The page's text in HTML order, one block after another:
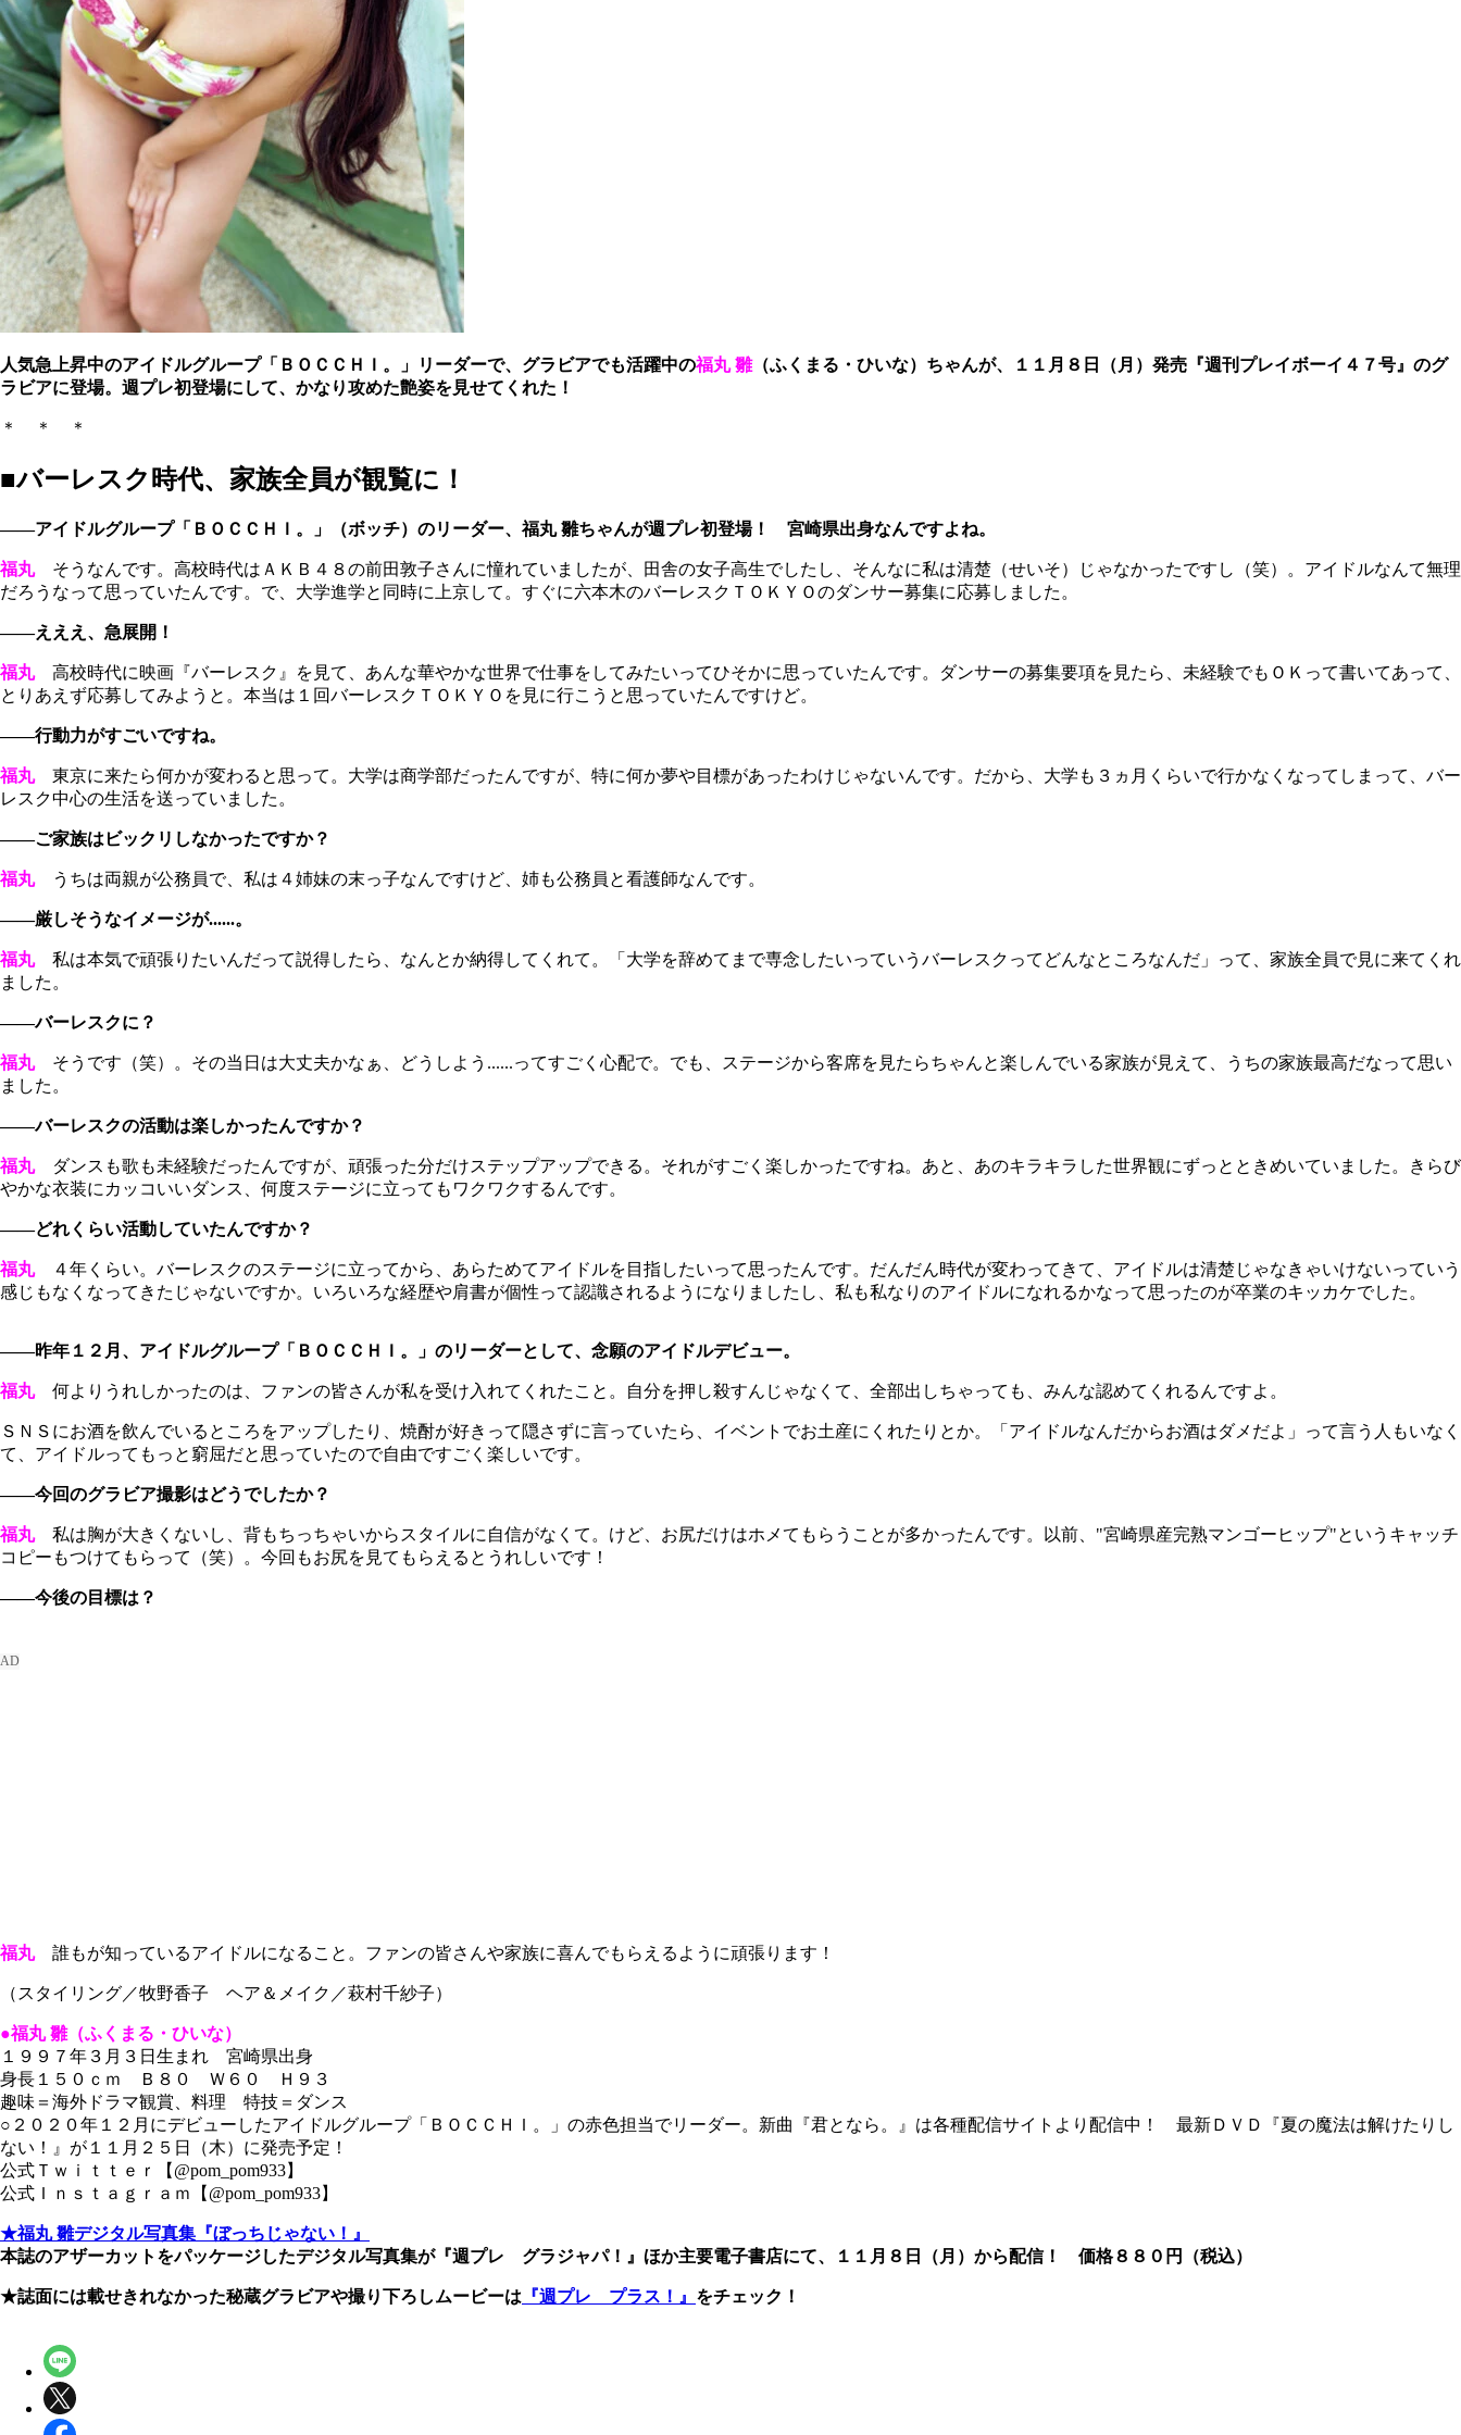
人気急上昇中のアイドルグループ「ＢＯＣＣＨＩ。」リーダーで、グラビアでも活躍中の福丸 雛（ふくまる・ひいな）ちゃんが、１１月８日（月）発売『週刊プレイボーイ４７号』のグ
ラビアに登場。週プレ初登場にして、かなり攻めた艶姿を見せてくれた！
＊ ＊ ＊
■バーレスク時代、家族全員が観覧に！
――アイドルグループ「ＢＯＣＣＨＩ。」（ボッチ）のリーダー、福丸 雛ちゃんが週プレ初登場！ 宮崎県出身なんですよね。
福丸そうなんです。高校時代はＡＫＢ４８の前田敦子さんに憧れていましたが、田舎の女子高生でしたし、そんなに私は清楚（せいそ）じゃなかったですし（笑）。アイドルなんて無理
だろうなって思っていたんです。で、大学進学と同時に上京して。すぐに六本木のバーレスクＴＯＫＹＯのダンサー募集に応募しました。
――えええ、急展開！
福丸高校時代に映画『バーレスク』を見て、あんな華やかな世界で仕事をしてみたいってひそかに思っていたんです。ダンサーの募集要項を見たら、未経験でもＯＫって書いてあって、
とりあえず応募してみようと。本当は１回バーレスクＴＯＫＹＯを見に行こうと思っていたんですけど。
――行動力がすごいですね。
福丸東京に来たら何かが変わると思って。大学は商学部だったんですが、特に何か夢や目標があったわけじゃないんです。だから、大学も３ヵ月くらいで行かなくなってしまって、バー
レスク中心の生活を送っていました。
――ご家族はビックリしなかったですか？
福丸うちは両親が公務員で、私は４姉妹の末っ子なんですけど、姉も公務員と看護師なんです。
――厳しそうなイメージが......。
福丸私は本気で頑張りたいんだって説得したら、なんとか納得してくれて。「大学を辞めてまで専念したいっていうバーレスクってどんなところなんだ」って、家族全員で見に来てくれ
ました。
――バーレスクに？
福丸そうです（笑）。その当日は大丈夫かなぁ、どうしよう......ってすごく心配で。でも、ステージから客席を見たらちゃんと楽しんでいる家族が見えて、うちの家族最高だなって思い
ました。
――バーレスクの活動は楽しかったんですか？
福丸ダンスも歌も未経験だったんですが、頑張った分だけステップアップできる。それがすごく楽しかったですね。あと、あのキラキラした世界観にずっとときめいていました。きらび
やかな衣装にカッコいいダンス、何度ステージに立ってもワクワクするんです。
――どれくらい活動していたんですか？
福丸４年くらい。バーレスクのステージに立ってから、あらためてアイドルを目指したいって思ったんです。だんだん時代が変わってきて、アイドルは清楚じゃなきゃいけないっていう
感じもなくなってきたじゃないですか。いろいろな経歴や肩書が個性って認識されるようになりましたし、私も私なりのアイドルになれるかなって思ったのが卒業のキッカケでした。
――昨年１２月、アイドルグループ「ＢＯＣＣＨＩ。」のリーダーとして、念願のアイドルデビュー。
福丸何よりうれしかったのは、ファンの皆さんが私を受け入れてくれたこと。自分を押し殺すんじゃなくて、全部出しちゃっても、みんな認めてくれるんですよ。
ＳＮＳにお酒を飲んでいるところをアップしたり、焼酎が好きって隠さずに言っていたら、イベントでお土産にくれたりとか。「アイドルなんだからお酒はダメだよ」って言う人もいなく
て、アイドルってもっと窮屈だと思っていたので自由ですごく楽しいです。
――今回のグラビア撮影はどうでしたか？
福丸私は胸が大きくないし、背もちっちゃいからスタイルに自信がなくて。けど、お尻だけはホメてもらうことが多かったんです。以前、"宮崎県産完熟マンゴーヒップ"というキャッチ
コピーもつけてもらって（笑）。今回もお尻を見てもらえるとうれしいです！
――今後の目標は？
福丸誰もが知っているアイドルになること。ファンの皆さんや家族に喜んでもらえるように頑張ります！
（スタイリング／牧野香子 ヘア＆メイク／萩村千紗子）
●福丸 雛（ふくまる・ひいな）
１９９７年３月３日生まれ 宮崎県出身
身長１５０ｃｍ Ｂ８０ Ｗ６０ Ｈ９３
趣味＝海外ドラマ観賞、料理 特技＝ダンス
○２０２０年１２月にデビューしたアイドルグループ「ＢＯＣＣＨＩ。」の赤色担当でリーダー。新曲『君となら。』は各種配信サイトより配信中！ 最新ＤＶＤ『夏の魔法は解けたりし
ない！』が１１月２５日（木）に発売予定！
公式Ｔｗｉｔｔｅｒ【@pom_pom933】
公式Ｉｎｓｔａｇｒａｍ【@pom_pom933】
★福丸 雛デジタル写真集『ぼっちじゃない！』
本誌のアザーカットをパッケージしたデジタル写真集が『週プレ グラジャパ！』ほか主要電子書店にて、１１月８日（月）から配信！ 価格８８０円（税込）
★誌面には載せきれなかった秘蔵グラビアや撮り下ろしムービーは 『週プレ プラス！』 をチェック！